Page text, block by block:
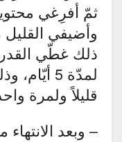
ثمّ أفرِغي
وأضيفي
ذلك غطّي
لمدّة 5
قليلاً ولمرة
– وبعد